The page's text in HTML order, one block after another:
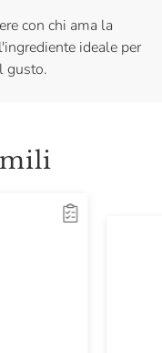
con chi ama la
ideale per
gusto.